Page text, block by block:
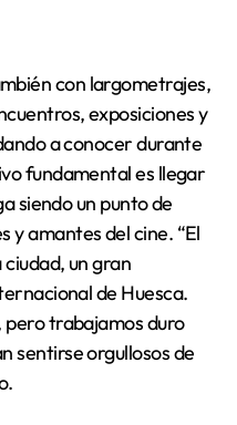
con largometrajes,
exposiciones y
a conocer durante
fundamental es llegar
siendo un punto de
y amantes del cine. “El
un gran
de Huesca.
pero trabajamos duro
sentirse orgullosos de